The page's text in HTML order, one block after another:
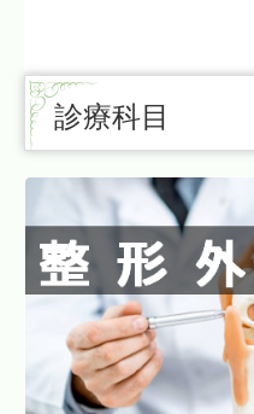
診療科目
整形外科
リハビリテーション科
痛みの部位・疾患
神経ブロック注射
採用情報
交通案内
診療科目